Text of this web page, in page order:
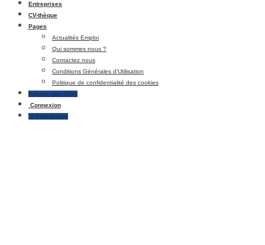
Entreprises
CV-thèque
Pages
Actualités Emploi
Qui sommes nous ?
Contactez nous
Conditions Générales d’Utilisation
Politique de confidentialité des cookies
Publier une Offre
Connexion
S’enregistrer